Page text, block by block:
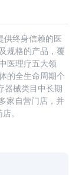
供终身信赖的医
规格的产品，覆
医理疗五大领
的全生命周期个
器械类目中长期
家自营门店，并
。